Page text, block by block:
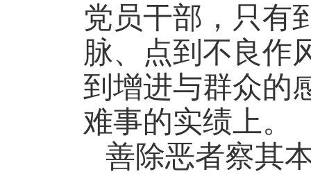
党员干部，只有
脉、点到不良作
到增进与群众的
难事的实绩上。
善除恶者察其